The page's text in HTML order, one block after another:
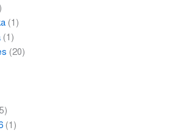
(1)
(1)
(20)
(1)